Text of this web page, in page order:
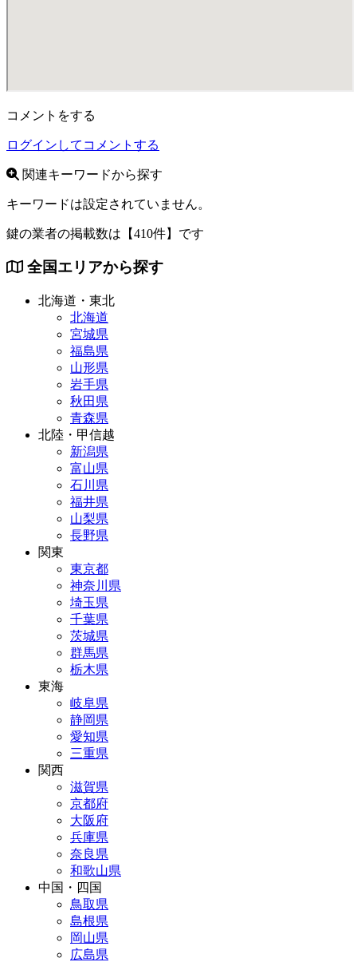
コメントをする
ログインしてコメントする
関連キーワードから探す
キーワードは設定されていません。
鍵の業者の掲載数は 【410件】 です
全国エリアから探す
北海道・東北
北海道
宮城県
福島県
山形県
岩手県
秋田県
青森県
北陸・甲信越
新潟県
富山県
石川県
福井県
山梨県
長野県
関東
東京都
神奈川県
埼玉県
千葉県
茨城県
群馬県
栃木県
東海
岐阜県
静岡県
愛知県
三重県
関西
滋賀県
京都府
大阪府
兵庫県
奈良県
和歌山県
中国・四国
鳥取県
島根県
岡山県
広島県